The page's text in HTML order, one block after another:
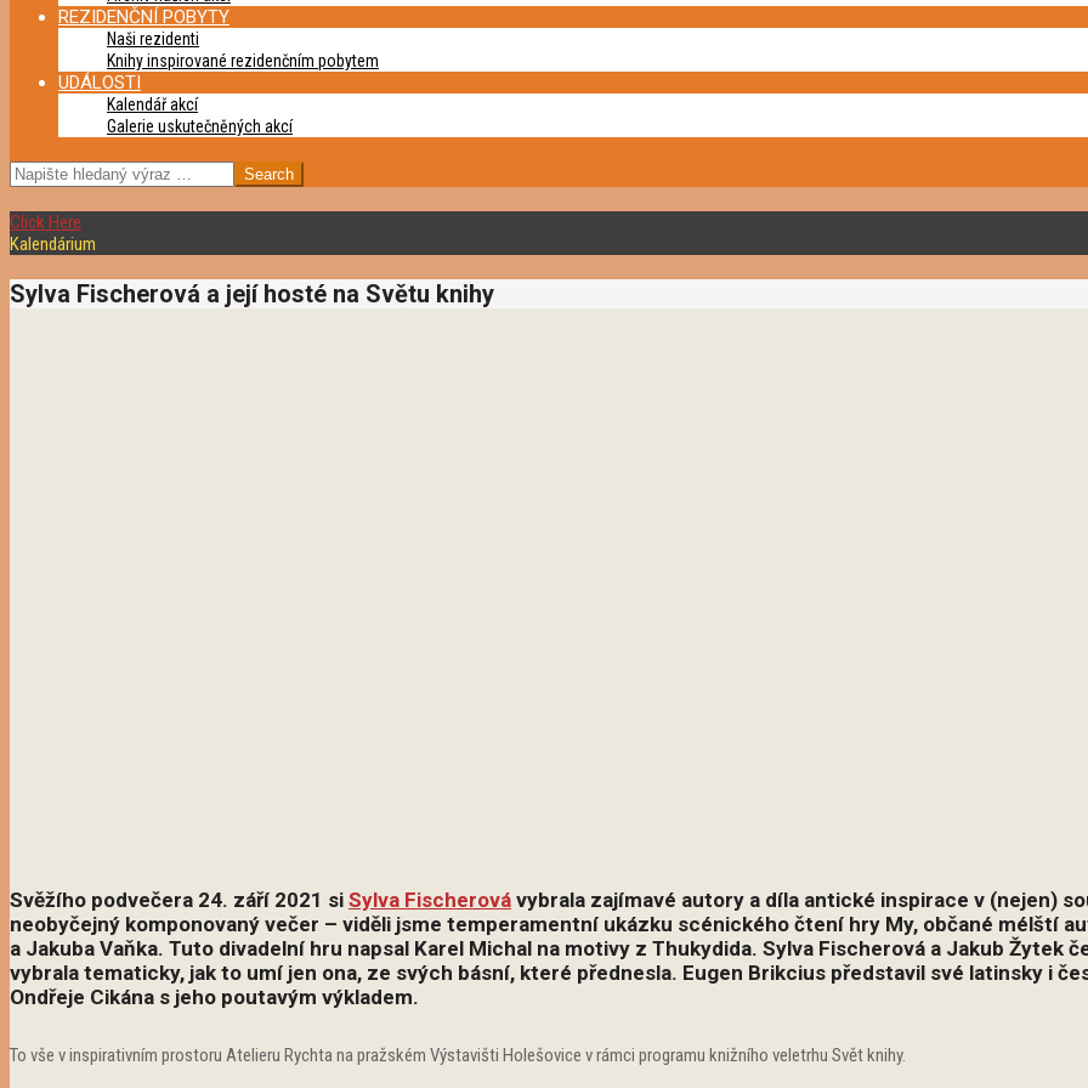
REZIDENČNÍ POBYTY
Naši rezidenti
Knihy inspirované rezidenčním pobytem
UDÁLOSTI
Kalendář akcí
Galerie uskutečněných akcí
SEARCH
Click Here
Kalendárium
Sylva Fischerová a její hosté na Světu knihy
Svěžího podvečera 24. září 2021 si Sylva Fischerová vybrala zajímavé autory a díla antické inspirace v (nejen)
neobyčejný komponovaný večer – viděli jsme temperamentní ukázku scénického čtení hry My, občané mélští
a Jakuba Vaňka. Tuto divadelní hru napsal Karel Michal na motivy z Thukydida. Sylva Fischerová a Jakub Žytek
vybrala tematicky, jak to umí jen ona, ze svých básní, které přednesla. Eugen Brikcius představil své latinsky i
Ondřeje Cikána s jeho poutavým výkladem.
To vše v inspirativním prostoru Atelieru Rychta na pražském Výstavišti Holešovice v rámci programu knižního veletrhu Svět knihy.